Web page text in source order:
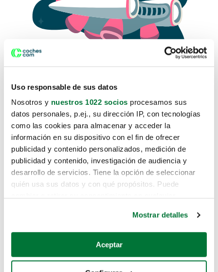
Uso responsable de sus datos
Nosotros y nuestros 1022 socios procesamos sus
datos personales, p.ej., su dirección IP, con tecnologías
como las cookies para almacenar y acceder la
información en su dispositivo con el fin de ofrecer
publicidad y contenido personalizados, medición de
publicidad y contenido, investigación de audiencia y
desarrollo de servicios. Tiene la opción de seleccionar
quién usa sus datos y con qué propósitos. Puede
Si lo permite, también quisiéramos:
Recopilar información sobre su ubicación geográfica
Mostrar detalles
Aceptar
Lo sentimos, no sabemos como
te hemos traido hasta aquí.
Pero puedes encontrar el coche que estás
buscando en alguno de estos enlaces:
Coches de segunda mano
Coches de km0